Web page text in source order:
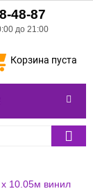
48-87
до 21:00
Корзина пуста
10.05м винил